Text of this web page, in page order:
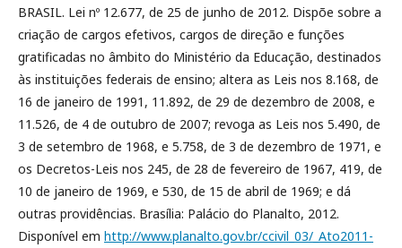
BRASIL. Lei nº 12.677, de 25 de junho de 2012. Dispõe sobre a
criação de cargos efetivos, cargos de direção e funções
gratificadas no âmbito do Ministério da Educação, destinados
às instituições federais de ensino; altera as Leis nos 8.168, de
16 de janeiro de 1991, 11.892, de 29 de dezembro de 2008, e
11.526, de 4 de outubro de 2007; revoga as Leis nos 5.490, de
3 de setembro de 1968, e 5.758, de 3 de dezembro de 1971, e
os Decretos-Leis nos 245, de 28 de fevereiro de 1967, 419, de
10 de janeiro de 1969, e 530, de 15 de abril de 1969; e dá
outras providências. Brasília: Palácio do Planalto, 2012.
Disponível em http://www.planalto.gov.br/ccivil_03/_Ato2011-